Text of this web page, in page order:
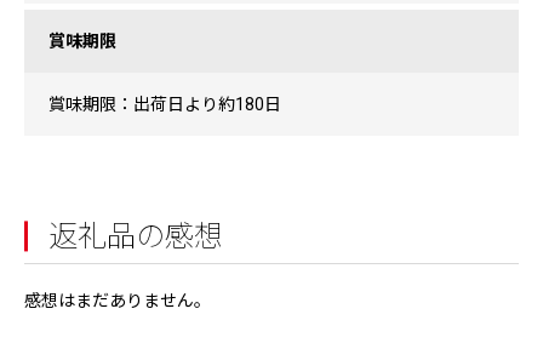
賞味期限
賞味期限：出荷日より約180日
返礼品の感想
感想はまだありません。